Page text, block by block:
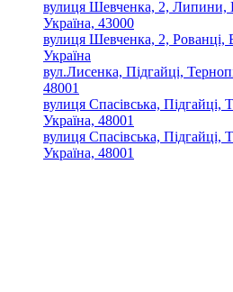
вулиця Шевченка, 2, Липини,
Україна, 43000
вулиця Шевченка, 2, Рованці,
Україна
вул.Лисенка, Підгайці,
48001
вулиця Спасівська, Підгайці,
Україна, 48001
вулиця Спасівська, Підгайці,
Україна, 48001